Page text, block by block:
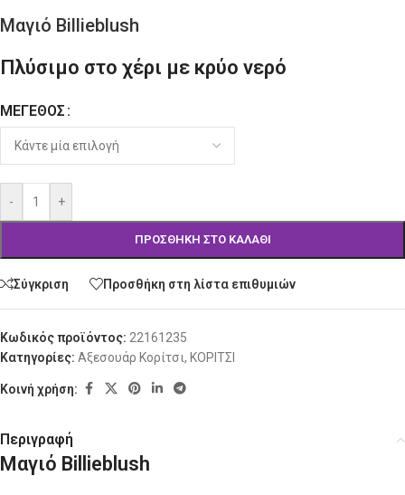
Μαγιό Billieblush
Πλύσιμο στο χέρι με κρύο νερό
ΜΈΓΕΘΟΣ
- +
ΠΡΟΣΘΉΚΗ ΣΤΟ ΚΑΛΆΘΙ
Alternative:
Σύγκριση Προσθήκη στη λίστα επιθυμιών
Κωδικός προϊόντος: 22161235
Κατηγορίες: Αξεσουάρ Κορίτσι, ΚΟΡΙΤΣΙ
Κοινή χρήση:
Περιγραφή
Μαγιό Billieblush